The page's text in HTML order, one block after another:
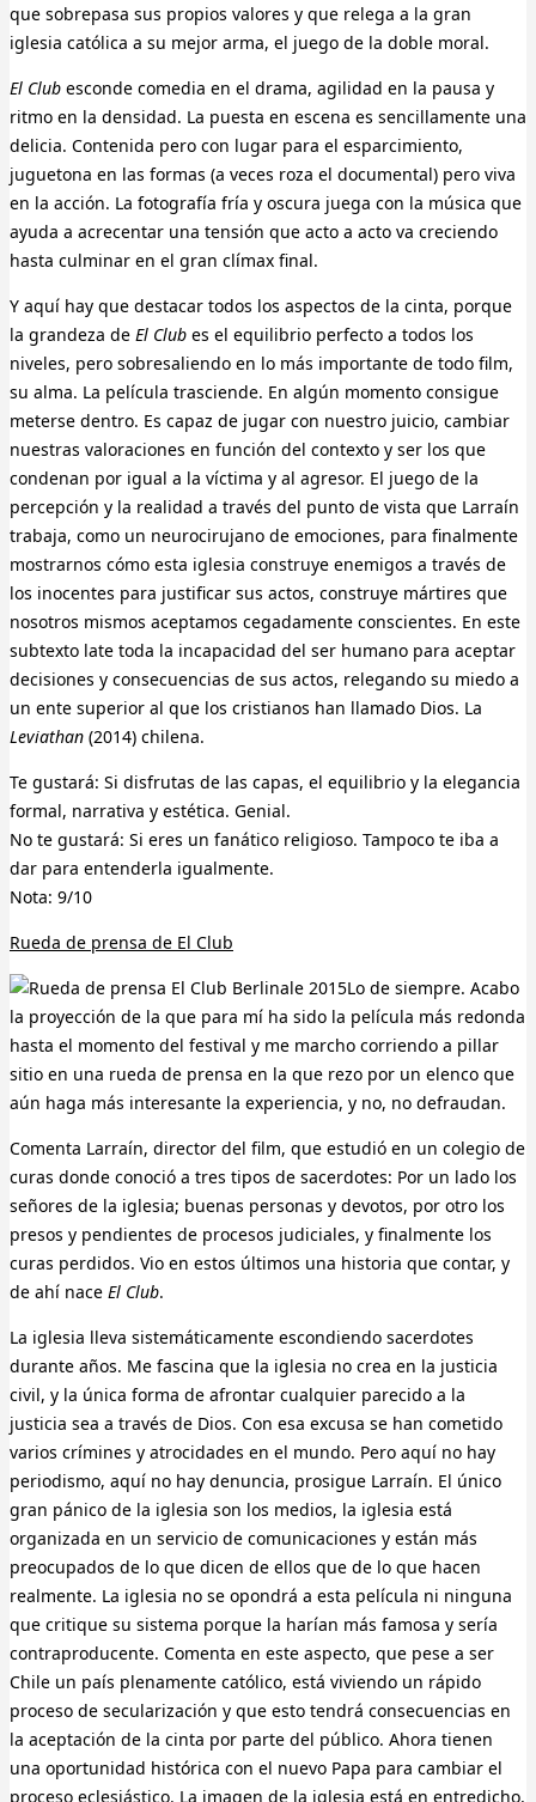
que sobrepasa sus propios valores y que relega a la gran
iglesia católica a su mejor arma, el juego de la doble moral.
El Club esconde comedia en el drama, agilidad en la pausa y
ritmo en la densidad. La puesta en escena es sencillamente una
delicia. Contenida pero con lugar para el esparcimiento,
juguetona en las formas (a veces roza el documental) pero viva
en la acción. La fotografía fría y oscura juega con la música que
ayuda a acrecentar una tensión que acto a acto va creciendo
hasta culminar en el gran clímax final.
Y aquí hay que destacar todos los aspectos de la cinta, porque
la grandeza de El Club es el equilibrio perfecto a todos los
niveles, pero sobresaliendo en lo más importante de todo film,
su alma. La película trasciende. En algún momento consigue
meterse dentro. Es capaz de jugar con nuestro juicio, cambiar
nuestras valoraciones en función del contexto y ser los que
condenan por igual a la víctima y al agresor. El juego de la
percepción y la realidad a través del punto de vista que Larraín
trabaja, como un neurocirujano de emociones, para finalmente
mostrarnos cómo esta iglesia construye enemigos a través de
los inocentes para justificar sus actos, construye mártires que
nosotros mismos aceptamos cegadamente conscientes. En este
subtexto late toda la incapacidad del ser humano para aceptar
decisiones y consecuencias de sus actos, relegando su miedo a
un ente superior al que los cristianos han llamado Dios. La
Leviathan (2014) chilena.
Te gustará: Si disfrutas de las capas, el equilibrio y la elegancia
formal, narrativa y estética. Genial.
No te gustará: Si eres un fanático religioso. Tampoco te iba a
dar para entenderla igualmente.
Nota: 9/10
Rueda de prensa de El Club
Lo de siempre. Acabo
la proyección de la que para mí ha sido la película más redonda
hasta el momento del festival y me marcho corriendo a pillar
sitio en una rueda de prensa en la que rezo por un elenco que
aún haga más interesante la experiencia, y no, no defraudan.
Comenta Larraín, director del film, que estudió en un colegio de
curas donde conoció a tres tipos de sacerdotes: Por un lado los
señores de la iglesia; buenas personas y devotos, por otro los
presos y pendientes de procesos judiciales, y finalmente los
curas perdidos. Vio en estos últimos una historia que contar, y
de ahí nace El Club.
La iglesia lleva sistemáticamente escondiendo sacerdotes
durante años. Me fascina que la iglesia no crea en la justicia
civil, y la única forma de afrontar cualquier parecido a la
justicia sea a través de Dios. Con esa excusa se han cometido
varios crímines y atrocidades en el mundo. Pero aquí no hay
periodismo, aquí no hay denuncia, prosigue Larraín. El único
gran pánico de la iglesia son los medios, la iglesia está
organizada en un servicio de comunicaciones y están más
preocupados de lo que dicen de ellos que de lo que hacen
realmente. La iglesia no se opondrá a esta película ni ninguna
que critique su sistema porque la harían más famosa y sería
contraproducente. Comenta en este aspecto, que pese a ser
Chile un país plenamente católico, está viviendo un rápido
proceso de secularización y que esto tendrá consecuencias en
la aceptación de la cinta por parte del público. Ahora tienen
una oportunidad histórica con el nuevo Papa para cambiar el
proceso eclesiástico. La imagen de la iglesia está en entredicho,